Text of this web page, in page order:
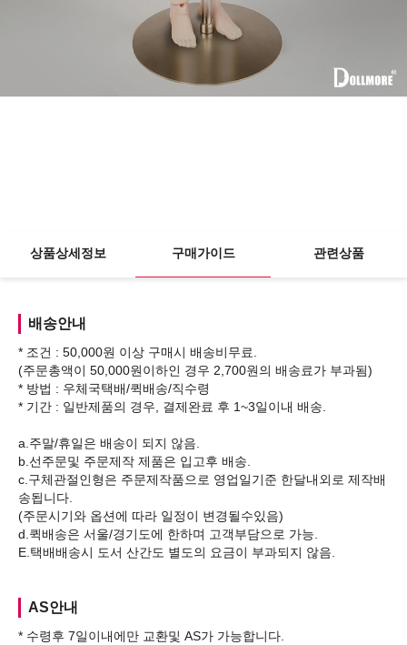
상품상세정보 구매가이드 관련상품
배송안내
* 조건 : 50,000원 이상 구매시 배송비무료.
(주문총액이 50,000원이하인 경우 2,700원의 배송료가 부과됨)
* 방법 : 우체국택배/퀵배송/직수령
* 기간 : 일반제품의 경우, 결제완료 후 1~3일이내 배송.
a.주말/휴일은 배송이 되지 않음.
b.선주문및 주문제작 제품은 입고후 배송.
c.구체관절인형은 주문제작품으로 영업일기준 한달내외로 제작배
송됩니다.
(주문시기와 옵션에 따라 일정이 변경될수있음)
d.퀵배송은 서울/경기도에 한하며 고객부담으로 가능.
AS안내
* 수령후 7일이내에만 교환및 AS가 가능합니다.